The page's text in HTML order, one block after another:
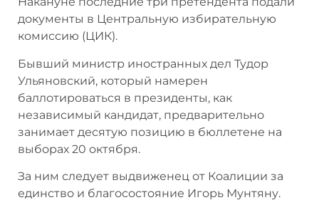
подали документы в Центральную
избирательную комиссию (ЦИК).
Ульяновский, который намерен
баллотироваться в президенты, как
независимый кандидат, предварительно
занимает десятую позицию в бюллетене на
выборах 20 октября.
единство и благосостояние Игорь Мунтяну.